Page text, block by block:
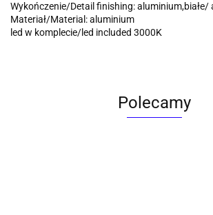
Wykończenie/Detail finishing:
Materiał/Material: aluminium
led w komplecie/led included 3000K
Polecamy